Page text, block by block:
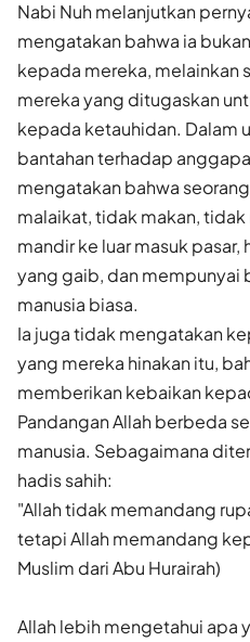
Nabi Nuh melanjutkan
mengatakan bahwa ia
kepada mereka, melainkan
mereka yang ditugaskan
kepada ketauhidan. Dalam
bantahan terhadap
mengatakan bahwa
malaikat, tidak makan,
mandir ke luar masuk
yang gaib, dan mempunyai
manusia biasa.
Ia juga tidak mengatakan
yang mereka hinakan itu,
memberikan kebaikan
Pandangan Allah berbeda
manusia. Sebagaimana
hadis sahih:
"Allah tidak memandang
tetapi Allah memandang
Muslim dari Abu Hurairah)
Allah lebih mengetahui apa